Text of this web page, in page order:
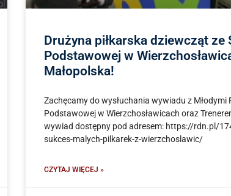
Drużyna piłkarska dziewcząt ze
Podstawowej w
Małopolska!
Zachęcamy do wysłuchania wywiadu z Młodymi
Podstawowej w Wierzchosławicach oraz
wywiad dostępny pod adresem: https://rdn.pl/
sukces-malych-pilkarek-z-wierzchoslawic/
CZYTAJ WIĘCEJ »